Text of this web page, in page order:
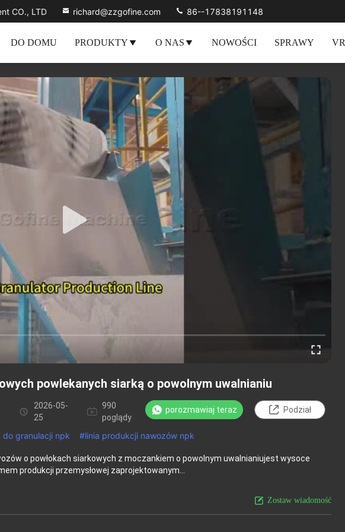
CO., LTD richard@zzgofine.com 86--17838191148
DO DOMU PRODUKTY O NAS NOWOŚCI SPRAWY VR
powlekanych siarką o powolnym uwalnianiu
2026-05-
25
990
poglądy
porozmawiaj teraz Podział
do granulacji npk #linia produkcji nawozów npk
o powłokach siarkowych z moczankiem o powolnym uwalnianiujest wysoce
produkcji przemysłowej zaprojektowanym...
Zostaw wiadomość